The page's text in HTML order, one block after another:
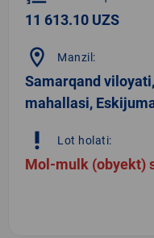
11 613.10 UZS
location_on Manzil:
Samarqand
mahallasi,
priority_high Lot holati:
Mol-mulk (obyekt)